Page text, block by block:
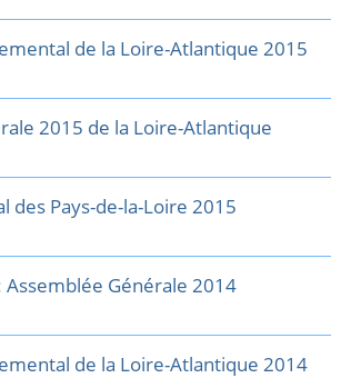
de la Loire-Atlantique 2015
2015 de la Loire-Atlantique
des Pays-de-la-Loire 2015
Générale 2014
de la Loire-Atlantique 2014